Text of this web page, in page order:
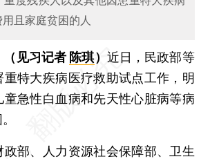
且家庭贫困的人
（见习记者 陈琪） 近日，民政部等
重特大疾病医疗救助试点工作，明
童急性白血病和先天性心脏病等病
部、人力资源社会保障部、卫生